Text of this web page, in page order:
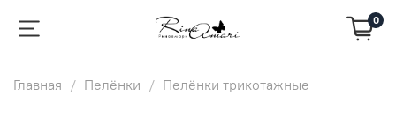
0
Главная Пелёнки Пелёнки трикотажные